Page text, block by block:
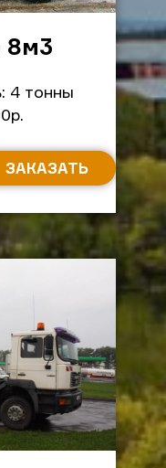
8м3
4 тонны
ЗАКАЗАТЬ